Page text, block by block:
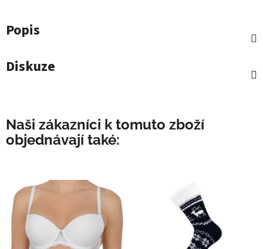
Popis
Diskuze
Naši zákazníci k tomuto zboží
objednávají také: